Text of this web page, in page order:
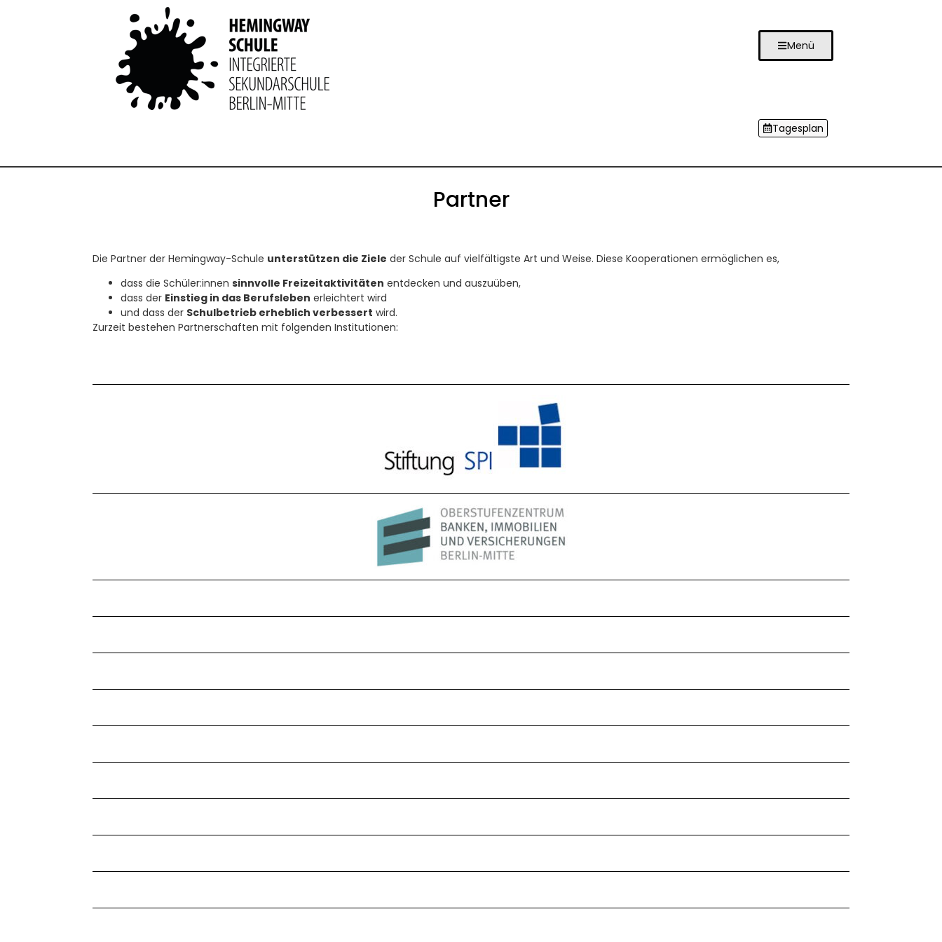
Menü
Tagesplan
Partner
Die Partner der Hemingway-Schule unterstützen die Ziele der Schule auf vielfältigste Art und Weise. Diese Kooperationen ermöglichen es,
dass die Schüler:innen sinnvolle Freizeitaktivitäten entdecken und auszuüben,
dass der Einstieg in das Berufsleben erleichtert wird
und dass der Schulbetrieb erheblich verbessert wird.
Zurzeit bestehen Partnerschaften mit folgenden Institutionen: